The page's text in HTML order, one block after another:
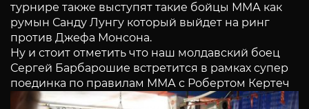
турнире также выступят такие бойцы ММА как
румын Санду Лунгу который выйдет на ринг
против Джефа Монсона.
Ну и стоит отметить что наш молдавский боец
Сергей Барбарошие встретится в рамках супер
поединка по правилам ММА с Робертом Кертеч